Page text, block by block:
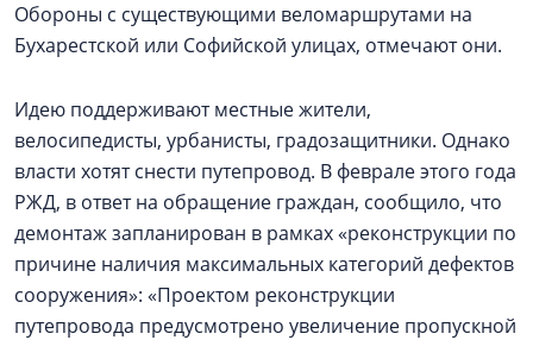
Обороны с существующими веломаршрутами на
Бухарестской или Софийской улицах, отмечают они.
Идею поддерживают местные жители,
велосипедисты, урбанисты, градозащитники. Однако
власти хотят снести путепровод. В феврале этого года
РЖД, в ответ на обращение граждан, сообщило, что
демонтаж запланирован в рамках «реконструкции по
причине наличия максимальных категорий дефектов
сооружения»: «Проектом реконструкции
путепровода предусмотрено увеличение пропускной